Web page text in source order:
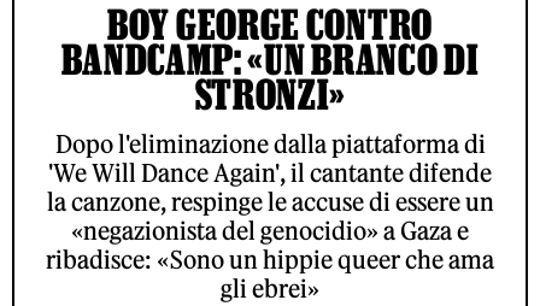
BOY GEORGE CONTRO
BANDCAMP: «UN BRANCO DI
STRONZI»
Dopo l'eliminazione dalla piattaforma di
'We Will Dance Again', il cantante difende
la canzone, respinge le accuse di essere un
«negazionista del genocidio» a Gaza e
ribadisce: «Sono un hippie queer che ama
gli ebrei»